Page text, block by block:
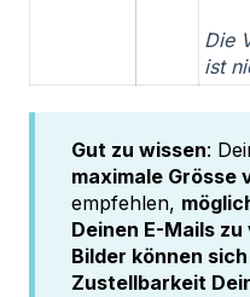
Die
ist
Gut zu wissen:
maximale Grösse
empfehlen,
Deinen E-Mails
Bilder können
Zustellbarkeit